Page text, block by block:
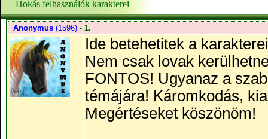
Hokás felhasználók karakterei
Anonymus(1596) - 1.
Ide betehetitek a
Nem csak lovak
FONTOS! Ugyanaz a
témájára! Káromkodás,
Megértéseket köszönöm!